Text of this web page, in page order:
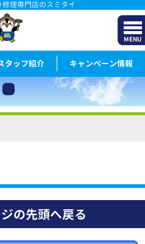
理専門店のスミタイ
MENU
タッフ紹介 キャンペーン情報
の先頭へ戻る